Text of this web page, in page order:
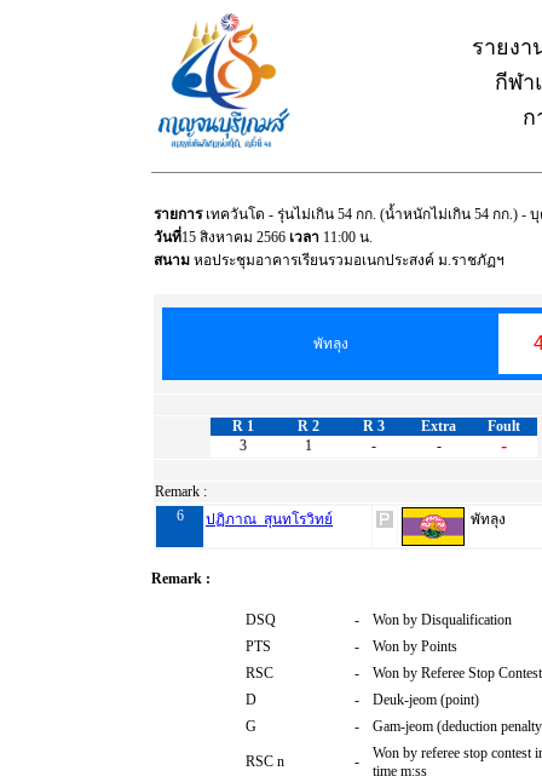
รายง
กีฬา
ก
รายการเทควันโด - รุ่นไม่เกิน 54 กก. (น้ำหนักไม่เกิน 54 กก.) -
วันที่15 สิงหาคม 2566 เวลา 11:00 น.
สนาม หอประชุมอาคารเรียนรวมอเนกประสงค์ ม.ราชภัฏฯ
พัทลุง
R 1 R 2 R 3 Extra
Foult
3
1 - - -
Remark :
6
ปฏิภาณ สุนทโรวิทย์ พัทลุง
Remark :
DSQ -
Won by Disqualification
PTS
-
Won by Points
RSC
-
Won by Referee Stop Contest
D
-
Deuk-jeom (point)
G
- Gam-jeom (deduction penalty
RSC n -
Won by referee stop contest
time m:ss